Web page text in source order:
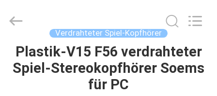
HAUS
Co,ltd.
Verdrahteter Spiel-Kopfhörer
Plastik-V15 F56 verdrahteter
Spiel-Stereokopfhörer Soems
für PC